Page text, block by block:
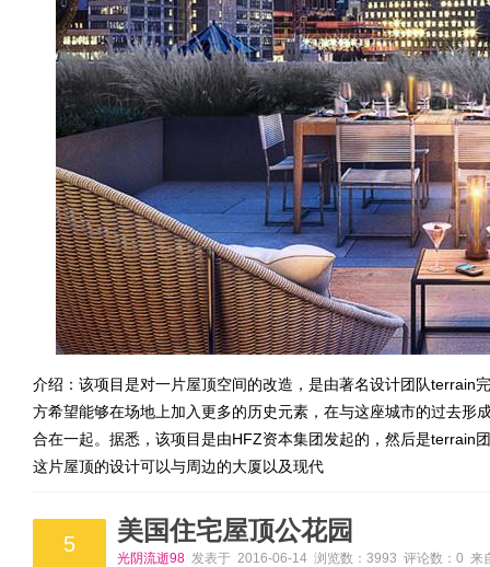
介绍：该项目是对一片屋顶空间的改造，是由著名设计团队terrain
方希望能够在场地上加入更多的历史元素，在与这座城市的过去形
合在一起。据悉，该项目是由HFZ资本集团发起的，然后是terrain
这片屋顶的设计可以与周边的大厦以及现代
5 美国住宅屋顶公花园
光阴流逝98 发表于 2016-06-14 浏览数：3993 评论数：0